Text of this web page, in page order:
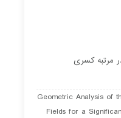
مرتبه کسری
Geometric Analysis of
Fields for a